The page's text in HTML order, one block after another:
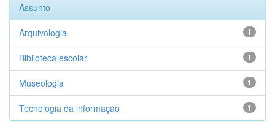
Assunto
1
Arquivologia
1
Biblioteca escolar
1
Museologia
1
Tecnologia da informação